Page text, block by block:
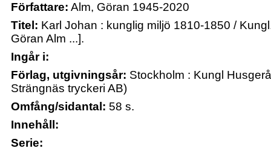
Författare: Alm, Göran 1945-2020
Titel: Karl Johan : kunglig miljö 1810-1850 /
Göran Alm ...].
Ingår i:
Förlag, utgivningsår: Stockholm : Kungl
Strängnäs tryckeri AB)
Omfång/sidantal: 58 s.
Innehåll:
Serie: